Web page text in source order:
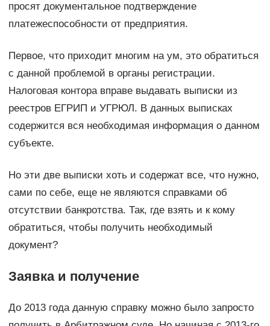
просят документальное подтверждение
платежеспособности от предприятия.
Первое, что приходит многим на ум, это обратиться
с данной проблемой в органы регистрации.
Налоговая контора вправе выдавать выписки из
реестров ЕГРИП и УГРЮЛ. В данных выписках
содержится вся необходимая информация о данном
субъекте.
Но эти две выписки хоть и содержат все, что нужно,
сами по себе, еще не являются справками об
отсутствии банкротства. Так, где взять и к кому
обратиться, чтобы получить необходимый
документ?
Заявка и получение
До 2013 года данную справку можно было запросто